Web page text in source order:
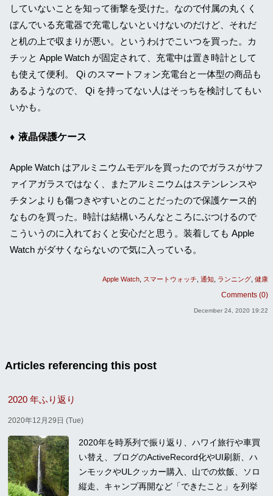
していないことを知って衝撃を受けた。なので付属の丸くく
ぼんでいる充電器で充電しないといけないのだけど、それだ
と机の上で収まりが悪い。というわけでこいつを買った。カ
チッと Apple Watch が固定されて、充電中は置き時計として
も使えて便利。 Qi のスマートフォン充電台と一体型の商品も
あるようなので、 Qi を持ってない人はそっちを検討してもい
いかも。
液晶保護ケース
Apple Watch はアルミニウムモデルを買ったのでガラスがサフ
ァイアガラスではなく、またアルミニウムはステンレンスや
チタンよりも傷つきやすいとのことだったので保護ケース的
なものを買った。時計は結構いろんなところにぶつけるので
こういうのに入れておくと安心だと思う。装着しても Apple
Watch がダサくならないので気に入っている。
Apple Watch スマートウォッチ 通知 ランニング 健康
Comments (0)
December 24, 2020 19:22
Articles referencing this post
2020 年ふり返り
2020年12月29日 (Tue)
2020年を時系列で振り返り、ハワイ旅行や車買
い替え、ブログのActiveRecord化やUI刷新、ハ
ンモックやULクッカー購入、山での炊飯、ソロ
縦走、キャンプ再開など「できたこと」を列挙